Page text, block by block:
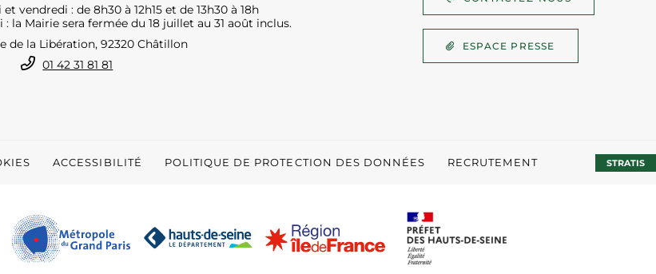
vendredi : de 8h30 à 12h15 et de 13h30 à 18h
: la Mairie sera fermée du 18 juillet au 31 août inclus.
de la Libération, 92320 Châtillon
01 42 31 81 81
ESPACE PRESSE
ACCESSIBILITÉ POLITIQUE DE PROTECTION DES DONNÉES RECRUTEMENT STRATIS